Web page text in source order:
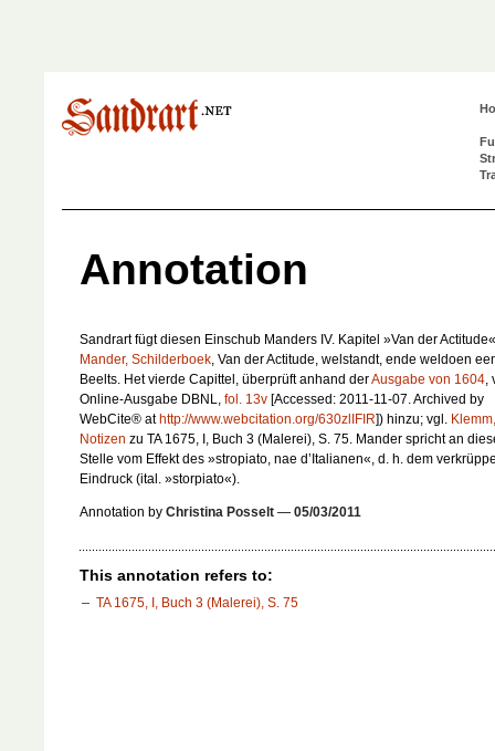
Annotation
Sandrart fügt diesen Einschub Manders IV. Kapitel »Van der
Mander, Schilderboek, Van der Actitude, welstandt, ende weldoen
Beelts. Het vierde Capittel , überprüft anhand derAusgabe von 1604,
Online-Ausgabe DBNL, fol. 13v [Accessed: 2011-11-07. Archived by
WebCite® at http://www.webcitation.org/630zlIFIR]) hinzu; vgl. Klemm,
Notizen zu TA 1675, I, Buch 3 (Malerei), S. 75. Mander spricht an
Stelle vom Effekt des »stropiato, nae d’Italianen«, d. h. dem
Eindruck (ital. »storpiato«).
Annotation by Christina Posselt — 05/03/2011
This annotation refers to:
TA 1675, I, Buch 3 (Malerei), S. 75